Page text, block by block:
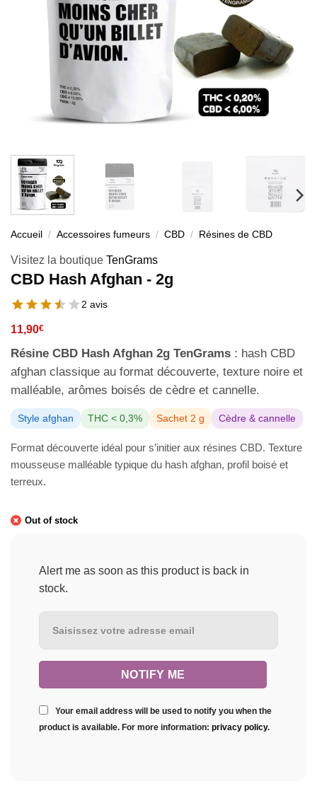
Accueil / Accessoires fumeurs / CBD / Résines de CBD
Visitez la boutique TenGrams
CBD Hash Afghan - 2g
2 avis
11,90€
Résine CBD Hash Afghan 2g TenGrams : hash CBD
afghan classique au format découverte, texture noire et
malléable, arômes boisés de cèdre et cannelle.
Style afghan THC < 0,3% Sachet 2 g Cèdre & cannelle
Format découverte idéal pour s’initier aux résines CBD. Texture
mousseuse malléable typique du hash afghan, profil boisé et
terreux.
Out of stock
Alert me as soon as this product is back in
stock.
Your email address will be used to notify you when the
product is available. For more information: privacy policy.